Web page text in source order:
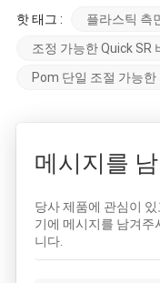
핫 태그 :
플라스틱 측
조정 가능한 Quick SR
Pom 단일 조절 가능
메시지를
당사 제품에 관심이
기에 메시지를 남겨주
니다.